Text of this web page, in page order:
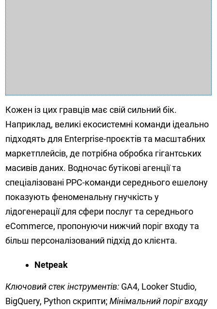
Кожен із цих гравців має свій сильний бік.
Наприклад, великі екосистемні команди ідеально
підходять для Enterprise-проєктів та масштабних
маркетплейсів, де потрібна обробка гігантських
масивів даних. Водночас бутікові агенції та
спеціалізовані PPC-команди середнього ешелону
показують феноменальну гнучкість у
лідогенерації для сфери послуг та середнього
eCommerce, пропонуючи нижчий поріг входу та
більш персоналізований підхід до клієнта.
Netpeak
Ключовий стек інструментів: GA4, Looker Studio,
BigQuery, Python скрипти;Мінімальний поріг входу